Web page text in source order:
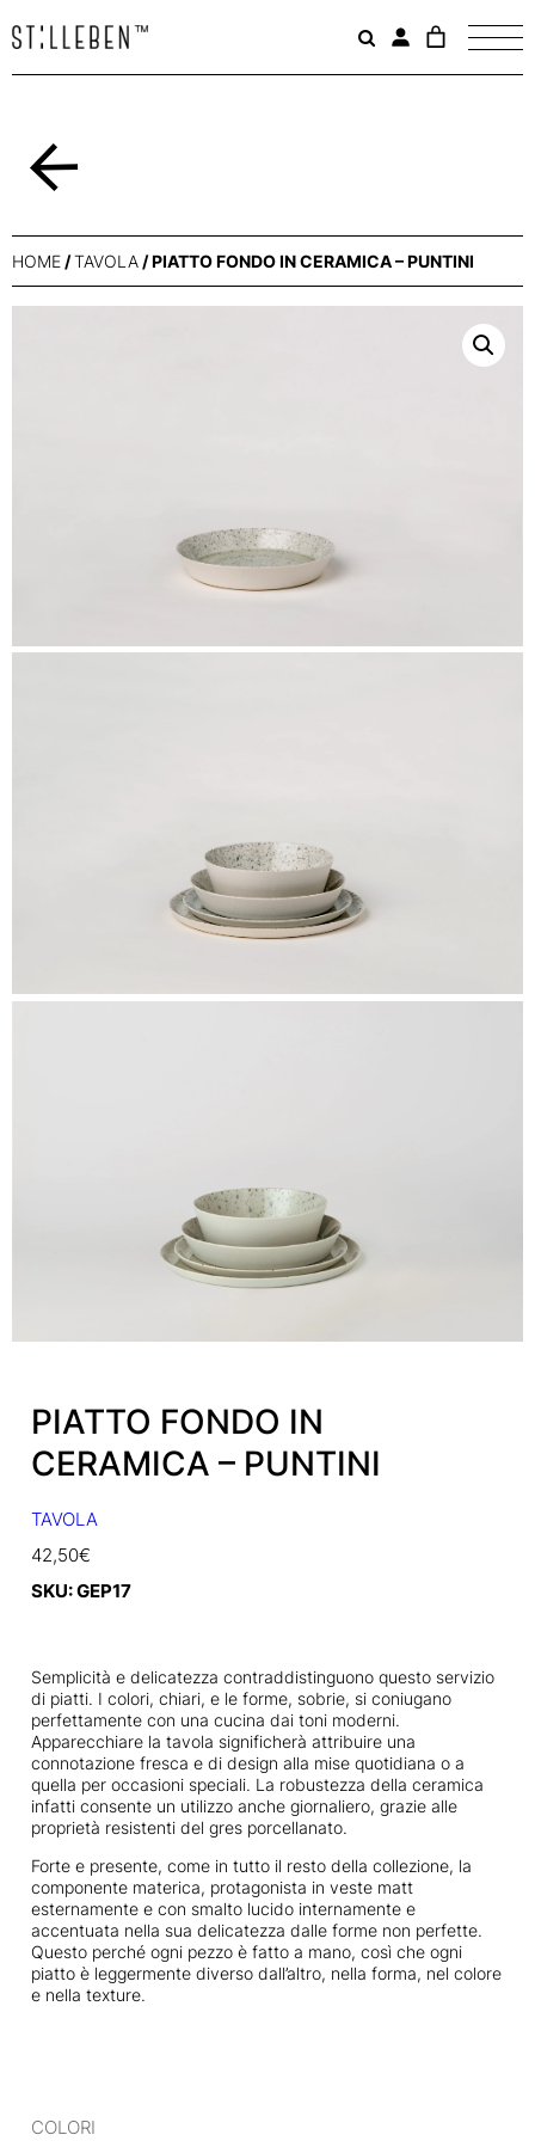
Il
è
HOME /TAVOLA / PIATTO FONDO IN CERAMICA – PUNTINI
PIATTO FONDO IN
CERAMICA – PUNTINI
TAVOLA
42,50€
SKU:GEP17
Semplicità e delicatezza contraddistinguono questo servizio
di piatti. I colori, chiari, e le forme, sobrie, si coniugano
perfettamente con una cucina dai toni moderni.
Apparecchiare la tavola significherà attribuire una
connotazione fresca e di design alla mise quotidiana o a
quella per occasioni speciali. La robustezza della ceramica
infatti consente un utilizzo anche giornaliero, grazie alle
proprietà resistenti del gres porcellanato.
Forte e presente, come in tutto il resto della collezione, la
componente materica, protagonista in veste matt
esternamente e con smalto lucido internamente e
accentuata nella sua delicatezza dalle forme non perfette.
Questo perché ogni pezzo è fatto a mano, così che ogni
piatto è leggermente diverso dall’altro, nella forma, nel colore
e nella texture.
COLORI